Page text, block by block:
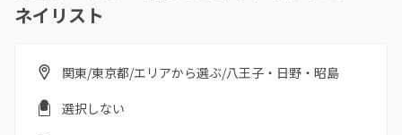
ネイリスト
関東/東京都/エリアから選ぶ/八王子・日野・昭島
選択しない